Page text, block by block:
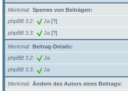
Merkmal
Sperren von Beiträgen:
phpBB 3.2
Ja [?]
phpBB 3.3 Ja [?]
Merkmal
Beitrag-Details:
phpBB 3.2
Ja
phpBB 3.3 Ja
Merkmal
Ändern des Autors eines Beitrags: